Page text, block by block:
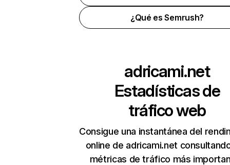
¿Qué es Semrush?
adricami.net
Estadísticas de
tráfico web
Consigue una instantánea del
online de adricami.net
métricas de tráfico más